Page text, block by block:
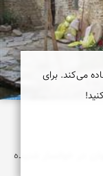
در خوانسار شنیده
می‌کند. برای